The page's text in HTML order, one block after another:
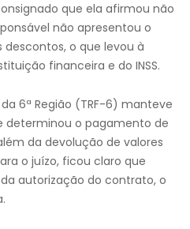
que ela afirmou não
não apresentou o
o que levou à
financeira e do INSS.
6ª Região (TRF-6) manteve
determinou o pagamento de
da devolução de valores
o juízo, ficou claro que
autorização do contrato, o